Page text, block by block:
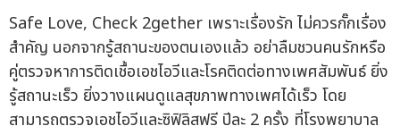
Safe Love, Check 2gether เพราะเรื่องรัก ไม่ควรกั๊กเรื่อง
สำคัญ นอกจากรู้สถานะของตนเองแล้ว อย่าลืมชวนคนรักหรือ
คู่ตรวจหาการติดเชื้อเอชไอวีและโรคติดต่อทางเพศสัมพันธ์ ยิ่ง
รู้สถานะเร็ว ยิ่งวางแผนดูแลสุขภาพทางเพศได้เร็ว โดย
สามารถตรวจเอชไอวีและซิฟิลิสฟรี ปีละ 2 ครั้ง ที่โรงพยาบาล